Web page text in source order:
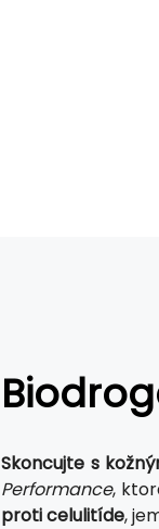
Skoncujte s
Performance,
proti celulitíde,